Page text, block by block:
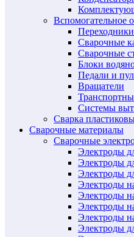
Вспомогательное
Сварочные
Сварочные
Блоки
Педали и
Вращатели
Системы
Сварка
Сварочные материалы
Сварочные
Электроды
Электроды
Электроды
Электроды
Электроды
Электроды
Электроды
Электроды